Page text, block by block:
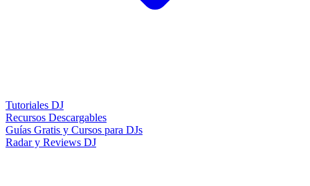
Tutoriales DJ
Recursos Descargables
Guías Gratis y Cursos para DJs
Radar y Reviews DJ